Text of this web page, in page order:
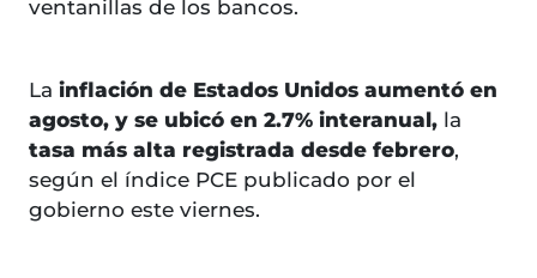
ventanillas de los bancos.
La inflación de Estados Unidos aumentó en
agosto, y se ubicó en 2.7% interanual, la
tasa más alta registrada desde febrero,
según el índice PCE publicado por el
gobierno este viernes.